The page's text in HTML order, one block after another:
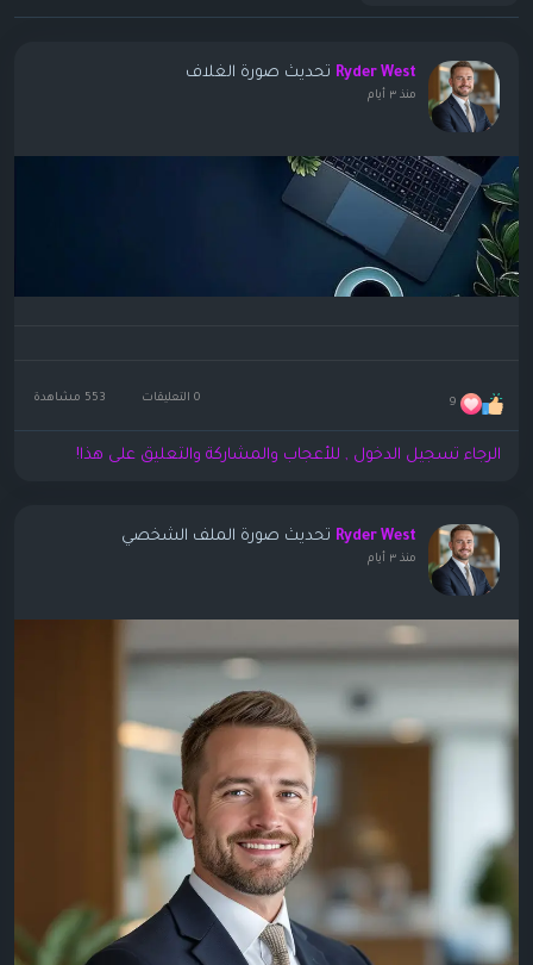
Ryder West تحديث صورة الغلاف
منذ ٣ أيام
9 0 التعليقات
الرجاء تسجيل الدخول , للأعجاب والمشاركة والتعليق على هذا!
Ryder West تحديث صورة الملف الشخصي
منذ ٣ أيام